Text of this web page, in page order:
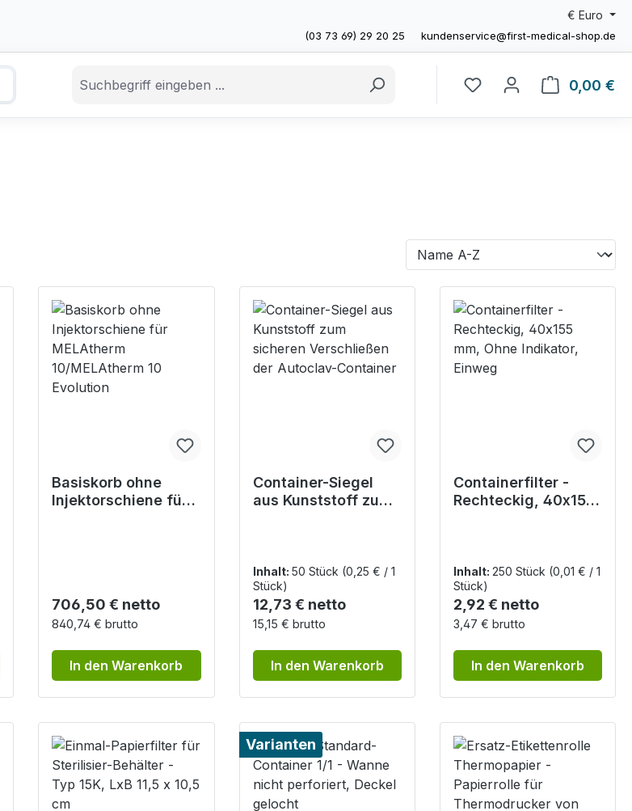
(03 73 69) 29 20 25 kundenservice@first-medical-shop.de
€ Euro
0,00 €
Basiskorb ohne
Injektorschiene für
Regulärer Preis:
706,50 € netto
840,74 € brutto
In den Warenkorb
Container-Siegel
aus Kunststoff zum
Inhalt: 50 Stück (0,25 € / 1
Stück)
Regulärer Preis:
12,73 € netto
15,15 € brutto
In den Warenkorb
Containerfilter -
Rechteckig, 40x155
Inhalt: 250 Stück (0,01 € / 1
Stück)
Regulärer Preis:
2,92 € netto
3,47 € brutto
In den Warenkorb
Varianten